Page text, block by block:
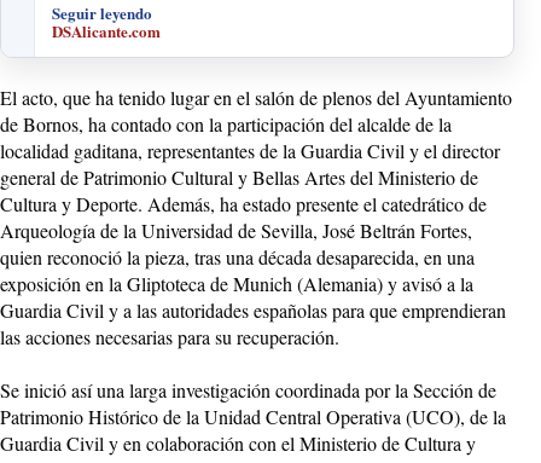
Seguir leyendo
DSAlicante.com
El acto, que ha tenido lugar en el salón de plenos del Ayuntamiento
de Bornos, ha contado con la participación del alcalde de la
localidad gaditana, representantes de la Guardia Civil y el director
general de Patrimonio Cultural y Bellas Artes del Ministerio de
Cultura y Deporte. Además, ha estado presente el catedrático de
Arqueología de la Universidad de Sevilla, José Beltrán Fortes,
quien reconoció la pieza, tras una década desaparecida, en una
exposición en la Gliptoteca de Munich (Alemania) y avisó a la
Guardia Civil y a las autoridades españolas para que emprendieran
las acciones necesarias para su recuperación.
Se inició así una larga investigación coordinada por la Sección de
Patrimonio Histórico de la Unidad Central Operativa (UCO), de la
Guardia Civil y en colaboración con el Ministerio de Cultura y